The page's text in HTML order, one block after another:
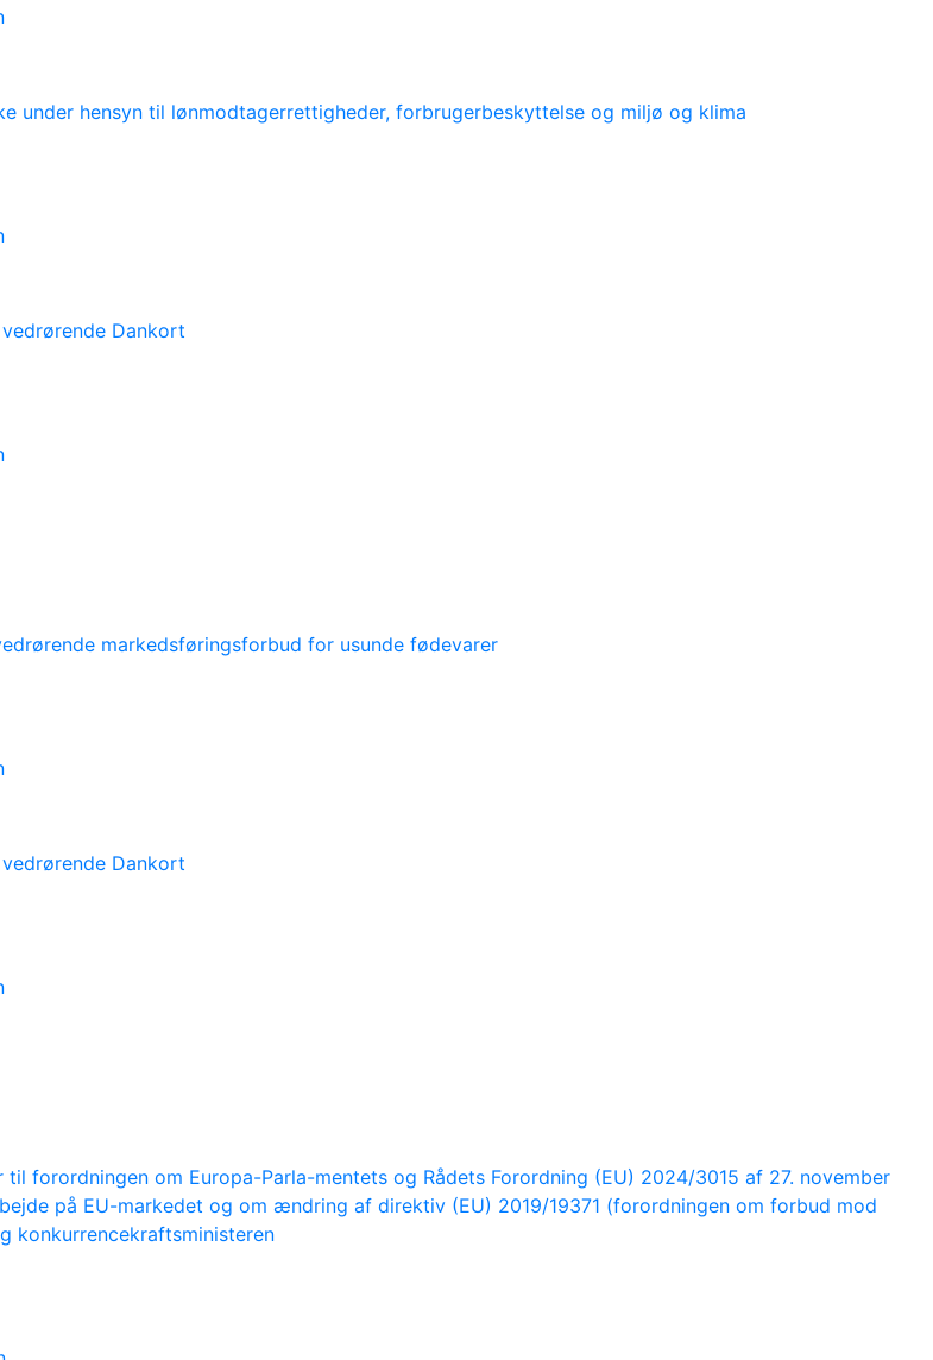
under hensyn til lønmodtagerrettigheder, forbrugerbeskyttelse og miljø og klima
Dankort
markedsføringsforbud for usunde fødevarer
Dankort
forordningen om Europa-Parla-mentets og Rådets Forordning (EU) 2024/3015 af 27. november
på EU-markedet og om ændring af direktiv (EU) 2019/19371 (forordningen om forbud mod
konkurrencekraftsministeren